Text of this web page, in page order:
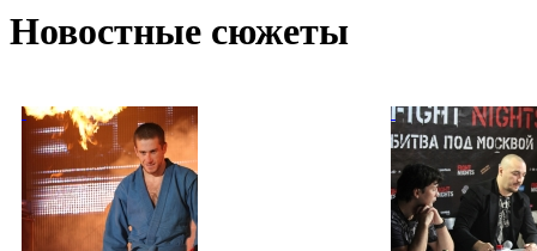
Новостные сюжеты